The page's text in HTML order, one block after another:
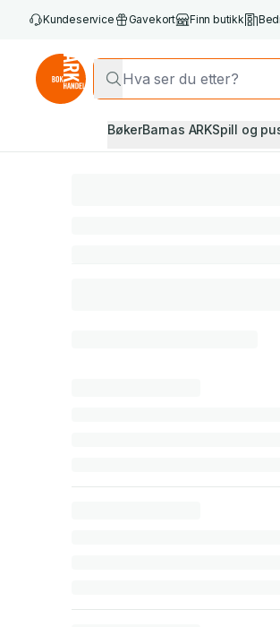
Kundeservice Gavekort Finn butikk
BøkerBarnas ARKSpill og